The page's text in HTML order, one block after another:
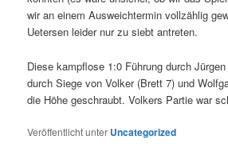
wir an einem Ausweichtermin vollzählig
Uetersen leider nur zu siebt antreten.
Diese kampflose 1:0 Führung durch
durch Siege von Volker (Brett 7) und
die Höhe geschraubt. Volkers Partie war
Veröffentlicht unter Uncategorized